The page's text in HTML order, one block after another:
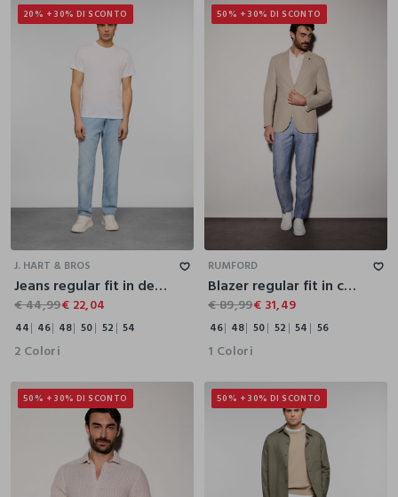
20% + 30% DI SCONTO
50 52
J. HART & BROS
Jeans regular fit in denim di cotone e lino uomo
€ 44,99€ 22,04
44 46 48 50 52 54
2 Colori
50% + 30% DI SCONTO
54
RUMFORD
Blazer regular fit in cotone e lino uomo
€ 89,99€ 31,49
46 48 50 52 54 56
1 Colori
50% + 30% DI SCONTO 50% + 30% DI SCONTO